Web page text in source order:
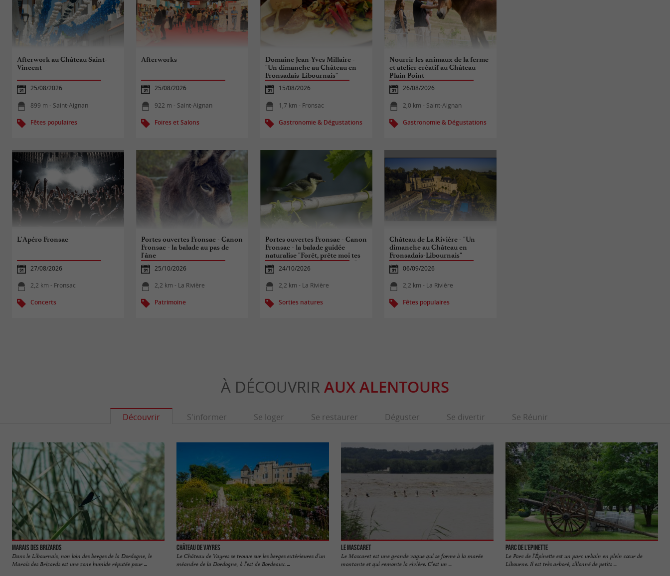
Afterwork au Château Saint-
Vincent
25/08/2026
899 m - Saint-Aignan
Fêtes populaires
Afterworks
25/08/2026
922 m - Saint-Aignan
Foires et Salons
Domaine Jean-Yves Millaire -
"Un dimanche au Château en
Fronsadais-Libournais"
15/08/2026
1,7 km - Fronsac
Gastronomie & Dégustations
Nourrir les animaux de la ferme
et atelier créatif au Château
Plain Point
26/08/2026
2,0 km - Saint-Aignan
Gastronomie & Dégustations
L'Apéro Fronsac
27/08/2026
2,2 km - Fronsac
Concerts
Portes ouvertes Fronsac - Canon
Fronsac - la balade au pas de
l'âne
25/10/2026
2,2 km - La Rivière
Patrimoine
Portes ouvertes Fronsac - Canon
Fronsac - la balade guidée
naturalise "Forêt, prête moi tes
arbres, je sèmerai tes graines"
24/10/2026
2,2 km - La Rivière
Sorties natures
Château de La Rivière - "Un
dimanche au Château en
Fronsadais-Libournais"
06/09/2026
2,2 km - La Rivière
Fêtes populaires
À DÉCOUVRIR AUX ALENTOURS
Découvrir S'informer Se loger Se restaurer Déguster Se divertir Se Réunir
Marais des Brizards
Dans le Libournais, non loin des berges de la Dordogne, le
Marais des Brizards est une zone humide réputée pour ...
Château de Vayres
Le Château de Vayres se trouve sur les berges extérieures d’un
méandre de la Dordogne, à l’est de Bordeaux. ...
Le Mascaret
Le Mascaret est une grande vague qui se forme à la marée
montante et qui remonte la rivière. C’est un ...
Parc de l'Epinette
Le Parc de l’Épinette est un parc urbain en plein cœur de
Libourne. Il est très arboré, sillonné de petits ...